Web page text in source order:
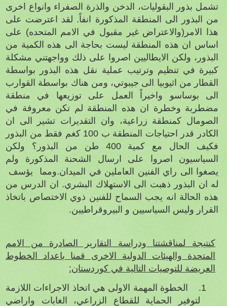
تشمل بذور البقوليات، الدخن والذرة الصفراء وانواع اخرى
من البذور الى المنطقة المذكورة انفاً. لقد اعترضت على
هذا الامر(والاعتراض غير مقبول في الامم المتحده) على
اساس ان هذه المنطقة ليست بحاجة الى هذه الكمية من
البذور، ولكن الايطاليين اصروا على ذلك وواجهتني مشكلة
كبيرة في تنظيم وترتيب عملية نقل هذه البذور بواسطة
القطار من اثيوبيا الى جيبوتي، ومن هناك بواسطة القوارب
الى بوساسو واخيراً العمل على توزيعها في منطقة
مضطربة وخطرة ان هذه المنطقة لم تكن معروفة في
الصومال كمنطقة زراعية، وان التقديرات تشير الى ان
الكادر قدر احتياجات المنطقة ب 100 كغم فقط من البذور
فكيف الحال مع كمية 400 طن من البذور؟ ولكن
السياسيون اصروا على ارسال الشحنة المذكورة ولم
يصغوا الى راي الفنين العاملين في الميدان.ومما
يؤسف
له ان البذور ذهبت الى الاستهلاك البشري. ان الدرس من
هذه الحالة انه يجب السماح للفنين ذوي الاختصاص باتخاذ
القرار وليس السياسيين و البيروقراطيين.
كنتيجة لمناقشتنا ودراسة التقارير الصادرة من الامم
المتحدة والهيئات الدولية الاخرى قمنا باعداد الخطوط
العريضة للتوصيات التالية في كوردستان:
1.
الخطوة المهمة الاولى هي اتخاذ الاجراءات اللازمة
لتوفير الحماية للقطاع الزراعي، الغابات واراضي